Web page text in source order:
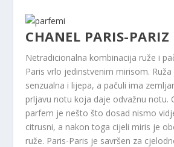
CHANEL PARIS-PARIZ
Netradicionalna kombinacija ruže i
Paris vrlo jedinstvenim mirisom. Ruža
senzualna i lijepa, a pačuli ima
prljavu notu koja daje odvažnu notu.
parfem je nešto što dosad nismo
citrusni, a nakon toga cijeli miris je
ruže. Paris-Paris je savršen za